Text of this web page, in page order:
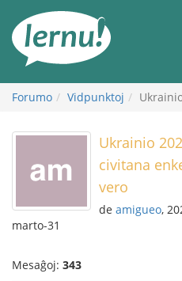
enhavo
Forumo Vidpunktoj
Ukrainio
civitana
vero
de amigueo,
marto-31
Mesaĝoj: 343